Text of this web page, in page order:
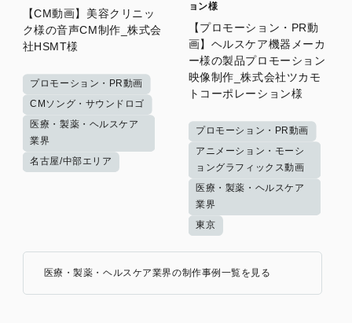
【CM動画】美容クリニッ
ク様の音声CM制作_株式会
社HSMT様
プロモーション・PR動画
CMソング・サウンドロゴ
医療・製薬・ヘルスケア
業界
名古屋/中部エリア
ョン様
【プロモーション・PR動
画】ヘルスケア機器メーカ
ー様の製品プロモーション
映像制作_株式会社ツカモ
トコーポレーション様
プロモーション・PR動画
アニメーション・モーシ
ョングラフィックス動画
医療・製薬・ヘルスケア
業界
東京
医療・製薬・ヘルスケア業界の制作事例一覧を見る